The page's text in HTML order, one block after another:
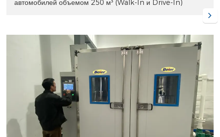
автомобилей объемом 250 м³ (Walk-In и Drive-In)